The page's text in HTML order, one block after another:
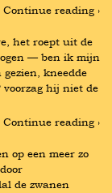
Continue reading ›
het roept uit de
— ben ik mijn
kneedde
hij niet de
Continue reading ›
op een meer zo
de zwanen